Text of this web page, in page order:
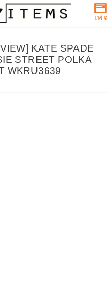
ะเป๋า Coach,
Spade และ
บผู้หญิง
เพจ
KATE SPADE
STREET POLKA
WKRU3639